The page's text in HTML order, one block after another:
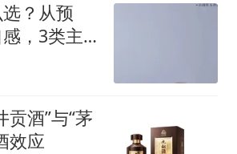
？从预
，3类主
贡酒”与“茅
效应